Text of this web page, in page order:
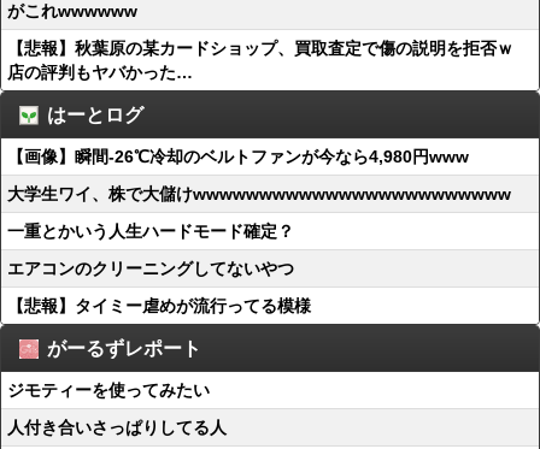
がこれwwwwww
【悲報】秋葉原の某カードショップ、買取査定で傷の説明を拒否ｗ
店の評判もヤバかった…
はーとログ
【画像】瞬間-26℃冷却のベルトファンが今なら4,980円www
大学生ワイ、株で大儲けwwwwwwwwwwwwwwwwwwwwwwww
一重とかいう人生ハードモード確定？
エアコンのクリーニングしてないやつ
【悲報】タイミー虐めが流行ってる模様
がーるずレポート
ジモティーを使ってみたい
人付き合いさっぱりしてる人